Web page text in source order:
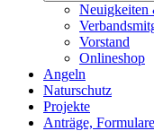
Neuigkeiten
Vorstand
Onlineshop
Angeln
Naturschutz
Projekte
Anträge,